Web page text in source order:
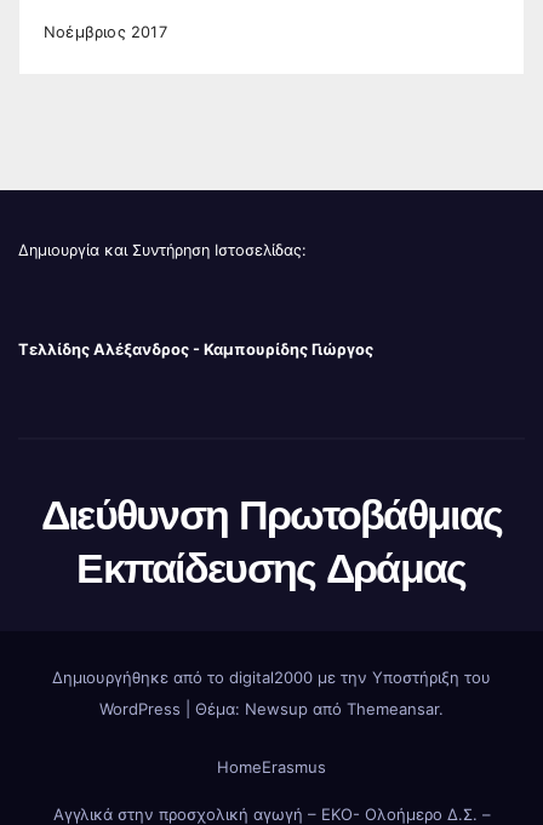
Νοέμβριος 2017
Δημιουργία και Συντήρηση Ιστοσελίδας:
Τελλίδης Αλέξανδρος - Καμπουρίδης Γιώργος
Διεύθυνση Πρωτοβάθμιας
Εκπαίδευσης Δράμας
Δημιουργήθηκε από το digital2000 με την Υποστήριξη του
WordPress
Θέμα: Newsup από Themeansar.
HomeErasmus
Αγγλικά στην προσχολική αγωγή – ΕΚΟ- Ολοήμερο Δ.Σ. –